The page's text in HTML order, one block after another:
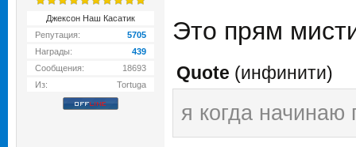
Джексон Наш Касатик
Репутация:
5705
Награды:
439
Сообщения:
18693
Из:
Tortuga
Это прям
Quote (инфинити)
я когда